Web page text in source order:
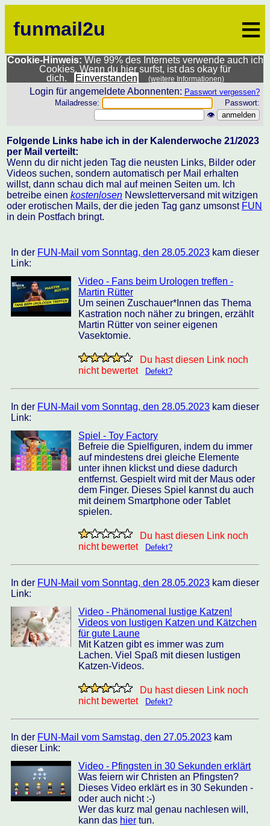
funmail2u ≡
Cookie-Hinweis: Wie 99% des Internets verwende auch ich
Cookies. Wenn du hier surfst, ist das okay für
dich.
Einverstanden (weitere Informationen)
Login für angemeldete Abonnenten: Passwort vergessen?
Mailadresse:
Passwort:
👁
Folgende Links habe ich in der Kalenderwoche 21/2023
per Mail verteilt:
Wenn du dir nicht jeden Tag die neusten Links, Bilder oder
Videos suchen, sondern automatisch per Mail erhalten
willst, dann schau dich mal auf meinen Seiten um. Ich
betreibe einen kostenlosen Newsletterversand mit witzigen
oder erotischen Mails, der die jeden Tag ganz umsonst FUN
in dein Postfach bringt.
In der FUN-Mail vom Sonntag, den 28.05.2023 kam dieser
Link:
Video - Fans beim Urologen treffen -
Martin Rütter
Um seinen Zuschauer*Innen das Thema
Kastration noch näher zu bringen, erzählt
Martin Rütter von seiner eigenen
Vasektomie.
Du hast diesen Link noch
nicht bewertet
Defekt?
In der FUN-Mail vom Sonntag, den 28.05.2023 kam dieser
Link:
Spiel - Toy Factory
Befreie die Spielfiguren, indem du immer
auf mindestens drei gleiche Elemente
unter ihnen klickst und diese dadurch
entfernst. Gespielt wird mit der Maus oder
dem Finger. Dieses Spiel kannst du auch
mit deinem Smartphone oder Tablet
spielen.
Du hast diesen Link noch
nicht bewertet
Defekt?
In der FUN-Mail vom Sonntag, den 28.05.2023 kam dieser
Link:
Video - Phänomenal lustige Katzen!
Videos von lustigen Katzen und Kätzchen
für gute Laune
Mit Katzen gibt es immer was zum
Lachen. Viel Spaß mit diesen lustigen
Katzen-Videos.
Du hast diesen Link noch
nicht bewertet
Defekt?
In der FUN-Mail vom Samstag, den 27.05.2023 kam
dieser Link:
Video - Pfingsten in 30 Sekunden erklärt
Was feiern wir Christen an Pfingsten?
Dieses Video erklärt es in 30 Sekunden -
oder auch nicht :-)
Wer das kurz mal genau nachlesen will,
kann das hier tun.